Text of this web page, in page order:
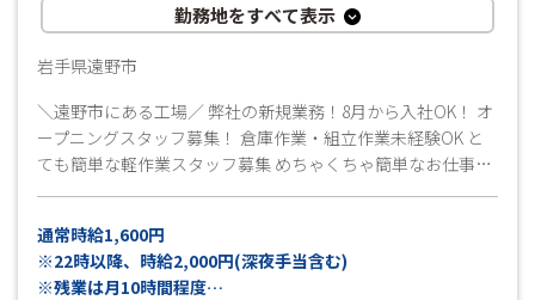
勤務地をすべて表示
岩手県遠野市
＼遠野市にある工場／ 弊社の新規業務！8月から入社OK！ オ
ープニングスタッフ募集！ 倉庫作業・組立作業未経験OK と
ても簡単な軽作業スタッフ募集 めちゃくちゃ簡単なお仕事な
きたい”そんな方も大歓迎！ ☆説明会☆も実施予定です 下の
備考に予定日を記載中
通常時給1,600円
※22時以降、時給2,000円(深夜手当含む)
※残業は月10時間程度